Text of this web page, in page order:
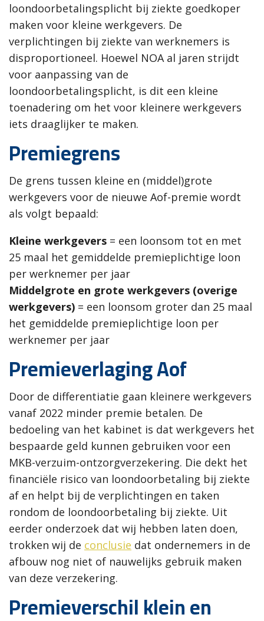
loondoorbetalingsplicht bij ziekte goedkoper
maken voor kleine werkgevers. De
verplichtingen bij ziekte van werknemers is
disproportioneel. Hoewel NOA al jaren strijdt
voor aanpassing van de
loondoorbetalingsplicht, is dit een kleine
toenadering om het voor kleinere werkgevers
iets draaglijker te maken.
Premiegrens
De grens tussen kleine en (middel)grote
werkgevers voor de nieuwe Aof-premie wordt
als volgt bepaald:
Kleine werkgevers = een loonsom tot en met
25 maal het gemiddelde premieplichtige loon
per werknemer per jaar
Middelgrote en grote werkgevers (overige
werkgevers) = een loonsom groter dan 25 maal
het gemiddelde premieplichtige loon per
werknemer per jaar
Premieverlaging Aof
Door de differentiatie gaan kleinere werkgevers
vanaf 2022 minder premie betalen. De
bedoeling van het kabinet is dat werkgevers het
bespaarde geld kunnen gebruiken voor een
MKB-verzuim-ontzorgverzekering. Die dekt het
financiële risico van loondoorbetaling bij ziekte
af en helpt bij de verplichtingen en taken
rondom de loondoorbetaling bij ziekte. Uit
eerder onderzoek dat wij hebben laten doen,
trokken wij de conclusie dat ondernemers in de
afbouw nog niet of nauwelijks gebruik maken
van deze verzekering.
Premieverschil klein en